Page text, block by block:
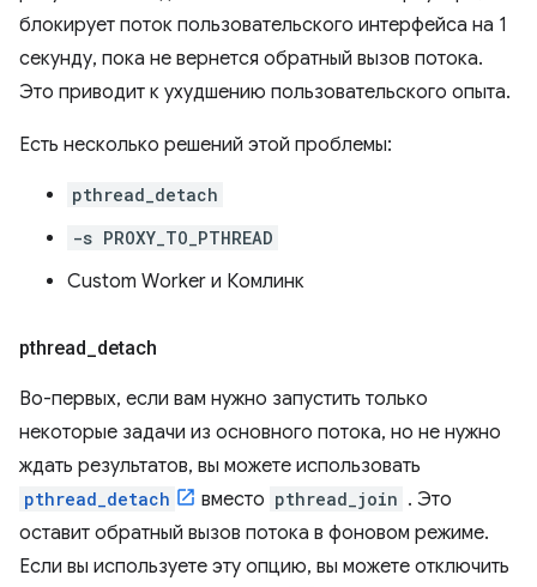
блокирует поток пользовательского интерфейса на 1
секунду, пока не вернется обратный вызов потока.
Это приводит к ухудшению пользовательского опыта.
Есть несколько решений этой проблемы:
pthread_detach
-s PROXY_TO_PTHREAD
Custom Worker и Комлинк
pthread detach
Во-первых, если вам нужно запустить только
некоторые задачи из основного потока, но не нужно
ждать результатов, вы можете использовать
pthread_detach вместо pthread_join . Это
оставит обратный вызов потока в фоновом режиме.
Если вы используете эту опцию, вы можете отключить